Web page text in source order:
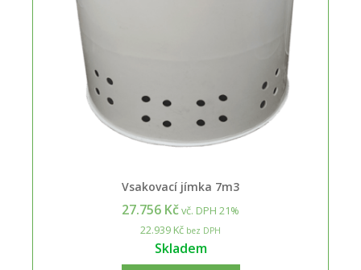
Vsakovací jímka 7m3
27.756 Kčvč. DPH 21%
22.939 Kč bez DPH
Skladem